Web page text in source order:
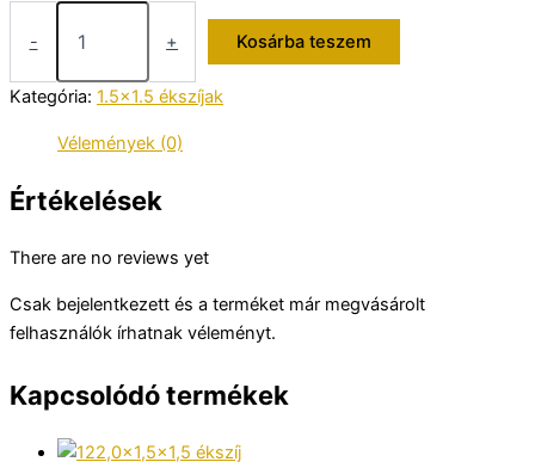
-
214,0x1,5x1,5
+ Kosárba teszem
Kategória: 1.5x1.5 ékszíjak
Vélemények (0)
Értékelések
There are no reviews yet
Csak bejelentkezett és a terméket már megvásárolt
felhasználók írhatnak véleményt.
Kapcsolódó termékek